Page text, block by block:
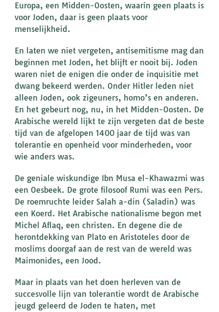
Europa, een Midden-Oosten, waarin geen plaats is
voor Joden, daar is geen plaats voor
menselijkheid.
En laten we niet vergeten, antisemitisme mag dan
beginnen met Joden, het blijft er nooit bij. Joden
waren niet de enigen die onder de inquisitie met
dwang bekeerd werden. Onder Hitler leden niet
alleen Joden, ook zigeuners, homo’s en anderen.
En het gebeurt nog, nu, in het Midden-Oosten. De
Arabische wereld lijkt te zijn vergeten dat de beste
tijd van de afgelopen 1400 jaar de tijd was van
tolerantie en openheid voor minderheden, voor
wie anders was.
De geniale wiskundige Ibn Musa el-Khawazmi was
een Oesbeek. De grote filosoof Rumi was een Pers.
De roemruchte leider Salah a-din (Saladin) was
een Koerd. Het Arabische nationalisme begon met
Michel Aflaq, een christen. En degene die de
herontdekking van Plato en Aristoteles door de
moslims doorgaf aan de rest van de wereld was
Maimonides, een Jood.
Maar in plaats van het doen herleven van de
succesvolle lijn van tolerantie wordt de Arabische
jeugd geleerd de Joden te haten, met